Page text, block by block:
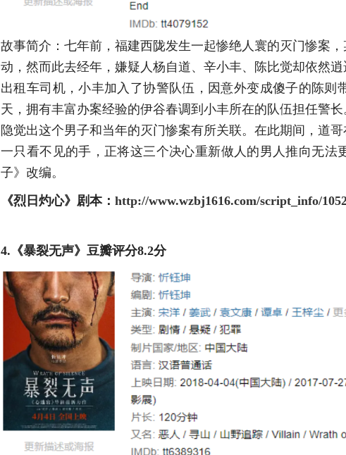
故事简介：七年前，福建西陇发生一起惨绝人寰的灭门惨案
动，然而此去经年，嫌疑人杨自道、辛小丰、陈比觉却依然
出租车司机，小丰加入了协警队伍，因意外变成傻子的陈
天，拥有丰富办案经验的伊谷春调到小丰所在的队伍担任警
隐觉出这个男子和当年的灭门惨案有所关联。在此期间，道
一只看不见的手，正将这三个决心重新做人的男人推向无
子》改编。
《烈日灼心》 剧本： http://www.wzbj1616.com/script_info/
4.《暴裂无声》豆瓣评分8.2分